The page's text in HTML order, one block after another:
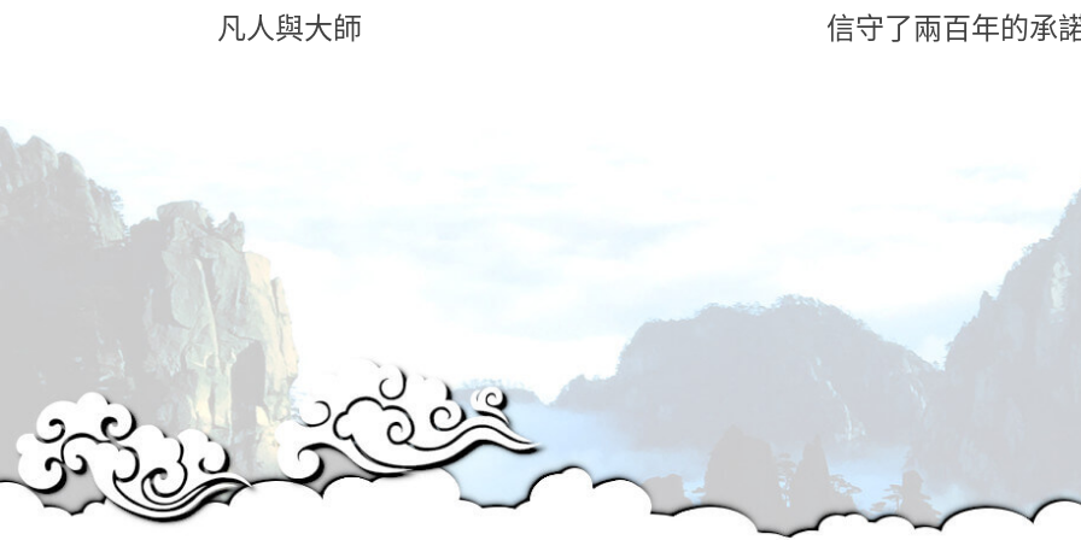
凡人與大師 信守了兩百年的承